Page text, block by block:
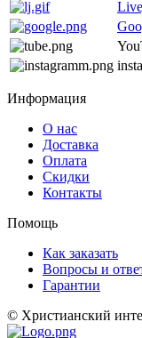
Информация
О нас
Доставка
Оплата
Скидки
Контакты
Помощь
Как заказать
Вопросы и
Гарантии
© Христианский